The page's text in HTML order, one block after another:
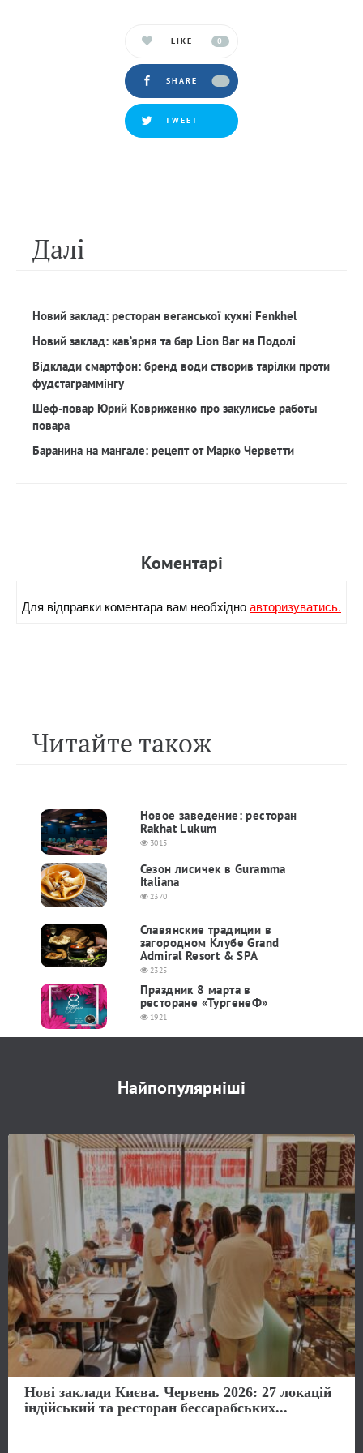
LIKE 0
SHARE
TWEET
Далi
Новий заклад: ресторан веганської кухні Fenkhel
Новий заклад: кав‘ярня та бар Lion Bar на Подолі
Відклади смартфон: бренд води створив тарілки проти
фудстаграммінгу
Шеф-повар Юрий Ковриженко про закулисье работы
повара
Баранина на мангале: рецепт от Марко Черветти
Коментарi
Для вiдправки коментара вам необхiдноавторизуватись.
Читайте також
Новое заведение: ресторан
Rakhat Lukum
3015
Сезон лисичек в Guramma
Italiana
2370
Славянские традиции в
загородном Клубе Grand
Admiral Resort & SPA
2325
Праздник 8 марта в
ресторане «ТургенеФ»
1921
Найпопулярніші
Нові заклади Києва. Червень 2026: 27 локацій
індійський та ресторан бессарабських...